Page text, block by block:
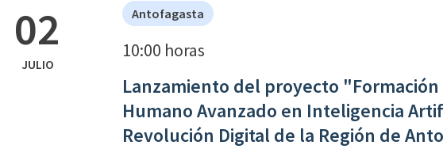
02
JULIO
Antofagasta
10:00 horas
Lanzamiento del proyecto "Formación
Humano Avanzado en Inteligencia
Revolución Digital de la Región de